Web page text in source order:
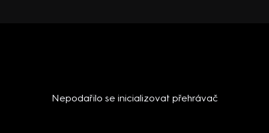
Nepodařilo se inicializovat přehrávač